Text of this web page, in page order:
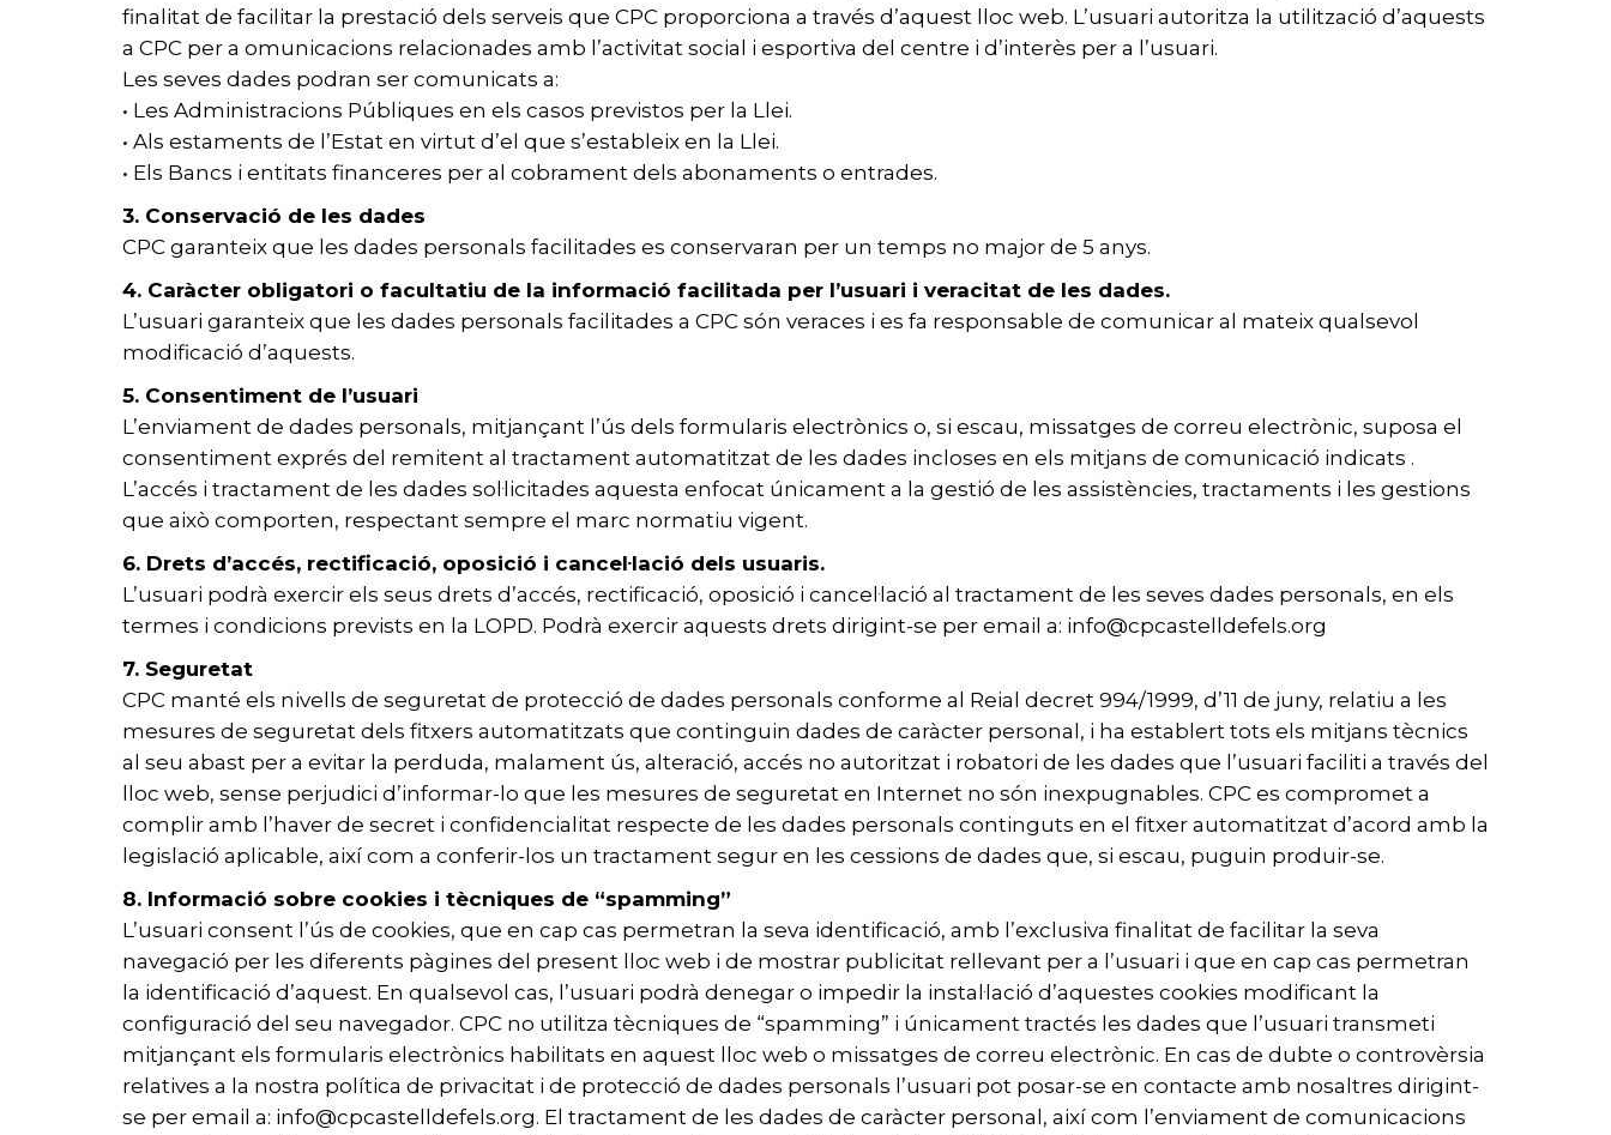
finalitat de facilitar la prestació dels serveis que CPC proporciona a través d’aquest lloc web. L’usuari autoritza la utilització d’aquests
a CPC per a omunicacions relacionades amb l’activitat social i esportiva del centre i d’interès per a l’usuari.
Les seves dades podran ser comunicats a:
• Les Administracions Públiques en els casos previstos per la Llei.
• Als estaments de l’Estat en virtut d’el que s’estableix en la Llei.
• Els Bancs i entitats financeres per al cobrament dels abonaments o entrades.
3. Conservació de les dades
CPC garanteix que les dades personals facilitades es conservaran per un temps no major de 5 anys.
4. Caràcter obligatori o facultatiu de la informació facilitada per l’usuari i veracitat de les dades.
L’usuari garanteix que les dades personals facilitades a CPC són veraces i es fa responsable de comunicar al mateix qualsevol
modificació d’aquests.
5. Consentiment de l’usuari
L’enviament de dades personals, mitjançant l’ús dels formularis electrònics o, si escau, missatges de correu electrònic, suposa el
consentiment exprés del remitent al tractament automatitzat de les dades incloses en els mitjans de comunicació indicats .
L’accés i tractament de les dades sol·licitades aquesta enfocat únicament a la gestió de les assistències, tractaments i les gestions
que això comporten, respectant sempre el marc normatiu vigent.
6. Drets d’accés, rectificació, oposició i cancel·lació dels usuaris.
L’usuari podrà exercir els seus drets d’accés, rectificació, oposició i cancel·lació al tractament de les seves dades personals, en els
termes i condicions prevists en la LOPD. Podrà exercir aquests drets dirigint-se per email a: info@cpcastelldefels.org
7. Seguretat
CPC manté els nivells de seguretat de protecció de dades personals conforme al Reial decret 994/1999, d’11 de juny, relatiu a les
mesures de seguretat dels fitxers automatitzats que continguin dades de caràcter personal, i ha establert tots els mitjans tècnics
al seu abast per a evitar la perduda, malament ús, alteració, accés no autoritzat i robatori de les dades que l’usuari faciliti a través del
lloc web, sense perjudici d’informar-lo que les mesures de seguretat en Internet no són inexpugnables. CPC es compromet a
complir amb l’haver de secret i confidencialitat respecte de les dades personals continguts en el fitxer automatitzat d’acord amb la
legislació aplicable, així com a conferir-los un tractament segur en les cessions de dades que, si escau, puguin produir-se.
8. Informació sobre cookies i tècniques de “spamming”
L’usuari consent l’ús de cookies, que en cap cas permetran la seva identificació, amb l’exclusiva finalitat de facilitar la seva
navegació per les diferents pàgines del present lloc web i de mostrar publicitat rellevant per a l’usuari i que en cap cas permetran
la identificació d’aquest. En qualsevol cas, l’usuari podrà denegar o impedir la instal·lació d’aquestes cookies modificant la
configuració del seu navegador. CPC no utilitza tècniques de “spamming” i únicament tractés les dades que l’usuari transmeti
mitjançant els formularis electrònics habilitats en aquest lloc web o missatges de correu electrònic. En cas de dubte o controvèrsia
relatives a la nostra política de privacitat i de protecció de dades personals l’usuari pot posar-se en contacte amb nosaltres dirigint-
se per email a: info@cpcastelldefels.org. El tractament de les dades de caràcter personal, així com l’enviament de comunicacions